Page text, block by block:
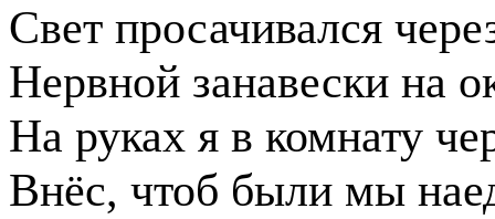
Свет просачивался
Нервной занавески на
На руках я в комнату
Внёс, чтоб были мы